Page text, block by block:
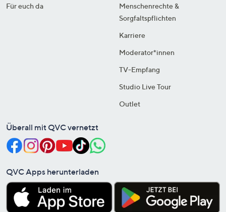
Für euch da
Menschenrechte &
Sorgfaltspflichten
Karriere
Moderator*innen
TV-Empfang
Studio Live Tour
Outlet
Überall mit QVC vernetzt
QVC Apps herunterladen